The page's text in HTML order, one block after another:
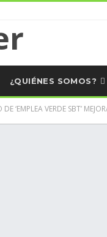
¿QUIÉNES SOMOS?
‘EMPLEA VERDE SBT’